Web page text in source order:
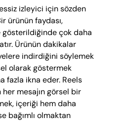
izleyici için sözden
ürünün faydası,
gösterildiğinde çok daha
Ürünün dakikalar
indirdiğini söylemek
olarak göstermek
fazla ikna eder. Reels
mesajın görsel bir
içeriği hem daha
bağımlı olmaktan